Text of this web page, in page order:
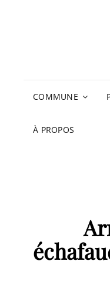
COMMUNE
À PROPOS